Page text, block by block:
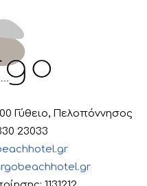
Γύθειο, Πελοπόννησος
23033